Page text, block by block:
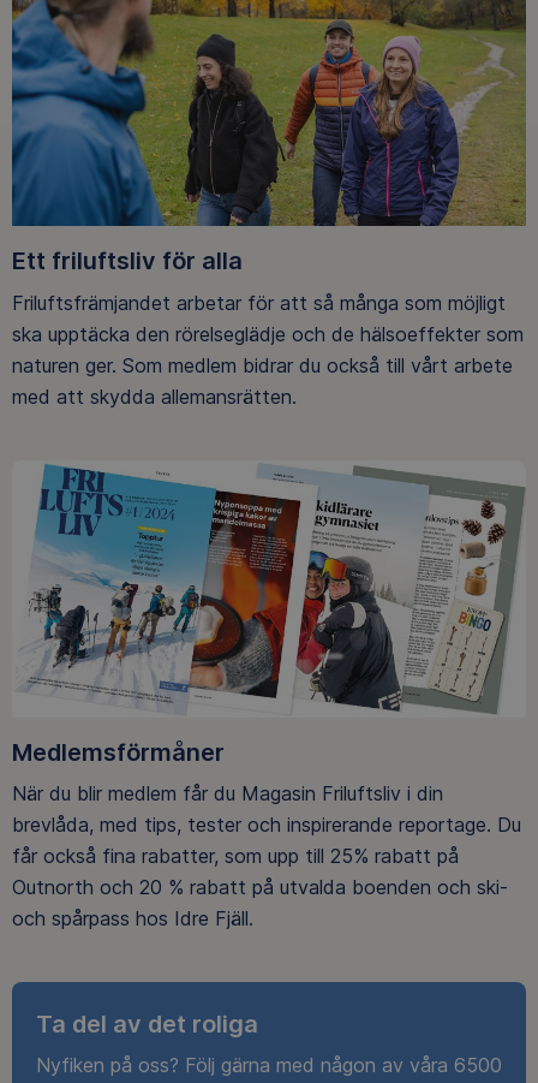
Ett friluftsliv för alla
Friluftsfrämjandet arbetar för att så många som möjligt
ska upptäcka den rörelseglädje och de hälsoeffekter som
naturen ger. Som medlem bidrar du också till vårt arbete
med att skydda allemansrätten.
Medlemsförmåner
När du blir medlem får du Magasin Friluftsliv i din
brevlåda, med tips, tester och inspirerande reportage. Du
får också fina rabatter, som upp till 25% rabatt på
Outnorth och 20 % rabatt på utvalda boenden och ski-
och spårpass hos Idre Fjäll.
Ta del av det roliga
Nyfiken på oss? Följ gärna med någon av våra 6500